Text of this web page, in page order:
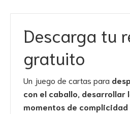
Descarga tu
gratuito
Un juego de cartas para
con el caballo, desarrollar
momentos de